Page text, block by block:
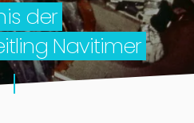
der
Navitimer